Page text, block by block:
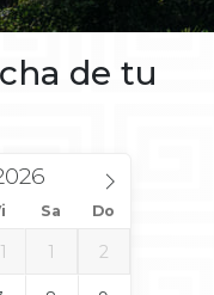
de tu
Sa Do
1 2